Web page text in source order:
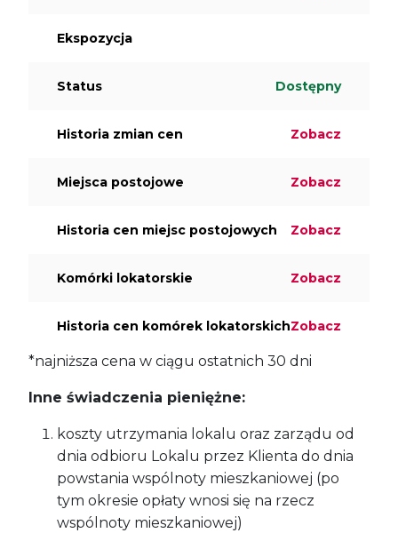
Ekspozycja
Status Dostępny
Historia zmian cen Zobacz
Miejsca postojowe Zobacz
Historia cen miejsc postojowych Zobacz
Komórki lokatorskie Zobacz
Historia cen komórek lokatorskichZobacz
*najniższa cena w ciągu ostatnich 30 dni
Inne świadczenia pieniężne:
koszty utrzymania lokalu oraz zarządu od
dnia odbioru Lokalu przez Klienta do dnia
powstania wspólnoty mieszkaniowej (po
tym okresie opłaty wnosi się na rzecz
wspólnoty mieszkaniowej)